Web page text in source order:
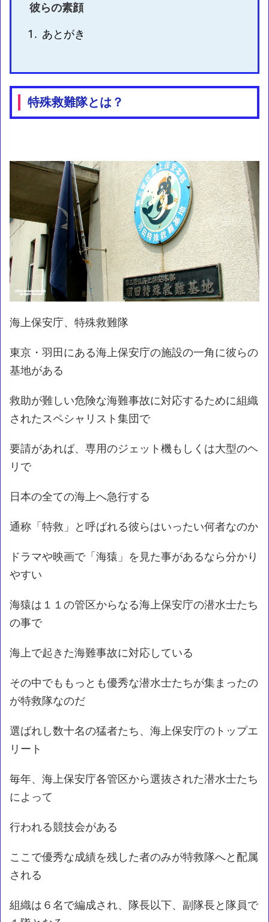
彼らの素顔
あとがき
特殊救難隊とは？
海上保安庁、特殊救難隊
東京・羽田にある海上保安庁の施設の一角に彼らの
基地がある
救助が難しい危険な海難事故に対応するために組織
されたスペシャリスト集団で
要請があれば、専用のジェット機もしくは大型のヘ
リで
日本の全ての海上へ急行する
通称「特救」と呼ばれる彼らはいったい何者なのか
ドラマや映画で「海猿」を見た事があるなら分かり
やすい
海猿は１１の管区からなる海上保安庁の潜水士たち
の事で
海上で起きた海難事故に対応している
その中でももっとも優秀な潜水士たちが集まったの
が特救隊なのだ
選ばれし数十名の猛者たち、海上保安庁のトップエ
リート
毎年、海上保安庁各管区から選抜された潜水士たち
によって
行われる競技会がある
ここで優秀な成績を残した者のみが特救隊へと配属
される
組織は６名で編成され、隊長以下、副隊長と隊員で